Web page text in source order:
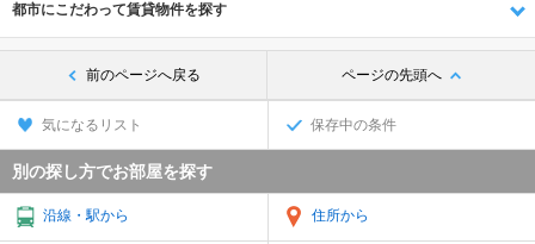
都市にこだわって賃貸物件を探す
前のページへ戻る ページの先頭へ
気になるリスト 保存中の条件
別の探し方でお部屋を探す
沿線・駅から 住所から